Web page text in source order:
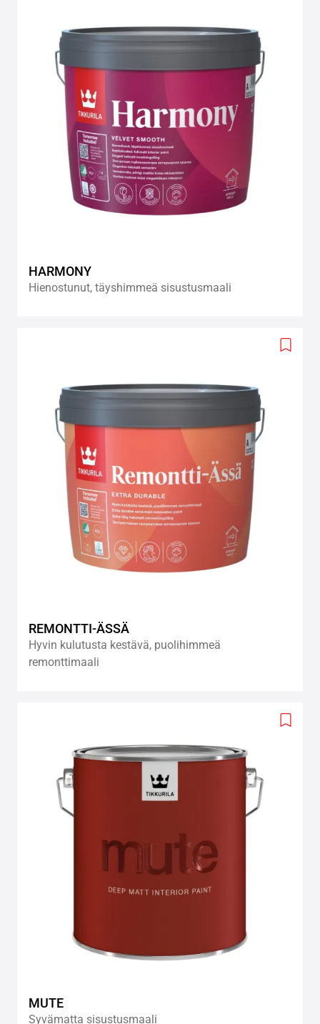
HARMONY
Hienostunut, täyshimmeä sisustusmaali
Add
REMONTTI-ÄSSÄ
Hyvin kulutusta kestävä, puolihimmeä
remonttimaali
Add
MUTE
Syvämatta sisustusmaali